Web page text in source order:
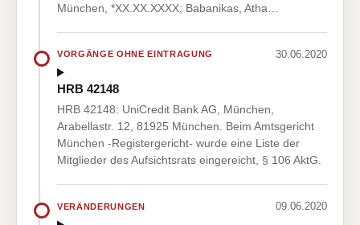
München, *XX.XX.XXXX; Babanikas, Atha…
VORGÄNGE OHNE EINTRAGUNG 30.06.2020
HRB 42148
HRB 42148: UniCredit Bank AG, München,
Arabellastr. 12, 81925 München. Beim Amtsgericht
München -Registergericht- wurde eine Liste der
Mitglieder des Aufsichtsrats eingereicht, § 106 AktG.
VERÄNDERUNGEN 09.06.2020